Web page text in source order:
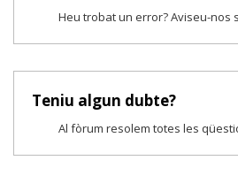
Heu trobat un error? Aviseu-nos
Teniu algun dubte?
Al fòrum resolem totes les